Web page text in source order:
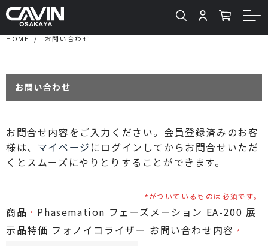
HOME お問い合わせ
お問い合わせ
お問合せ内容をご入力ください。会員登録済みのお客
様は、 マイページ にログインしてからお問合せいただ
くとスムーズにやりとりすることができます。
がついているものは必須です。
商品
Phasemation フェーズメーション EA-200 展
示品特価 フォノイコライザー お問い合わせ内容